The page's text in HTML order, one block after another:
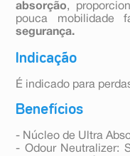
absorção,
pouca mobilidade
segurança.
Indicação
É indicado para
Benefícios
- Núcleo de Ultra
- Odour Neutralizer: